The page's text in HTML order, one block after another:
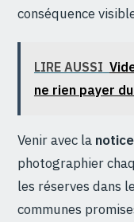
conséquence
LIRE AUSSI
ne rien payer
Venir avec la
photographier
les réserves dans
communes